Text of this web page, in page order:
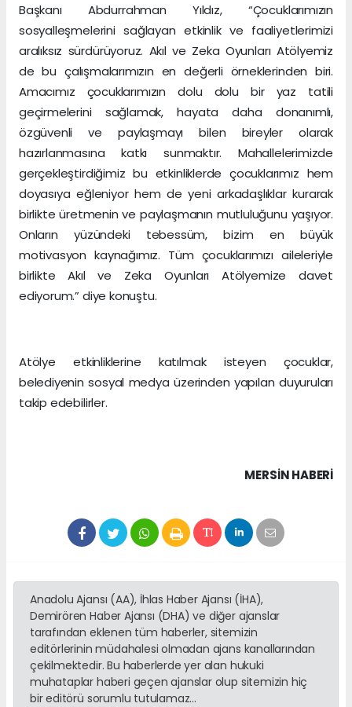
Başkanı Abdurrahman Yıldız, “Çocuklarımızın
sosyalleşmelerini sağlayan etkinlik ve faaliyetlerimizi
aralıksız sürdürüyoruz. Akıl ve Zeka Oyunları Atölyemiz
de bu çalışmalarımızın en değerli örneklerinden biri.
Amacımız çocuklarımızın dolu dolu bir yaz tatili
geçirmelerini sağlamak, hayata daha donanımlı,
özgüvenli ve paylaşmayı bilen bireyler olarak
hazırlanmasına katkı sunmaktır. Mahallelerimizde
gerçekleştirdiğimiz bu etkinliklerde çocuklarımız hem
doyasıya eğleniyor hem de yeni arkadaşlıklar kurarak
birlikte üretmenin ve paylaşmanın mutluluğunu yaşıyor.
Onların yüzündeki tebessüm, bizim en büyük
motivasyon kaynağımız. Tüm çocuklarımızı aileleriyle
birlikte Akıl ve Zeka Oyunları Atölyemize davet
ediyorum.” diye konuştu.
Atölye etkinliklerine katılmak isteyen çocuklar,
belediyenin sosyal medya üzerinden yapılan duyuruları
takip edebilirler.
MERSIN HABERİ
Anadolu Ajansı (AA), İhlas Haber Ajansı (İHA),
Demirören Haber Ajansı (DHA) ve diğer ajanslar
tarafından eklenen tüm haberler, sitemizin
editörlerinin müdahalesi olmadan ajans kanallarından
çekilmektedir. Bu haberlerde yer alan hukuki
muhataplar haberi geçen ajanslar olup sitemizin hiç
bir editörü sorumlu tutulamaz...